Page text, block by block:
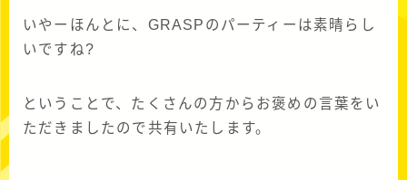
いやーほんとに、GRASPのパーティーは素晴らし
いですね?
ということで、たくさんの方からお褒めの言葉をい
ただきましたので共有いたします。